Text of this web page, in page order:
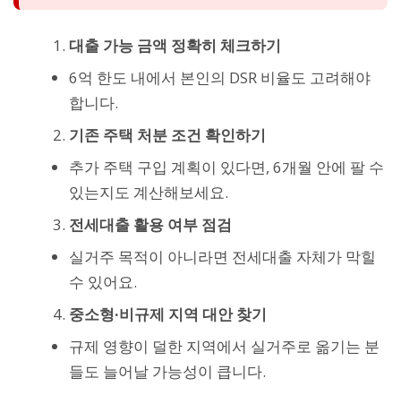
대출 가능 금액 정확히 체크하기
6억 한도 내에서 본인의 DSR 비율도 고려해야
합니다.
기존 주택 처분 조건 확인하기
추가 주택 구입 계획이 있다면, 6개월 안에 팔 수
있는지도 계산해보세요.
전세대출 활용 여부 점검
실거주 목적이 아니라면 전세대출 자체가 막힐
수 있어요.
중소형·비규제 지역 대안 찾기
규제 영향이 덜한 지역에서 실거주로 옮기는 분
들도 늘어날 가능성이 큽니다.